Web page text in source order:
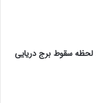
لحظه سقوط برج دریایی